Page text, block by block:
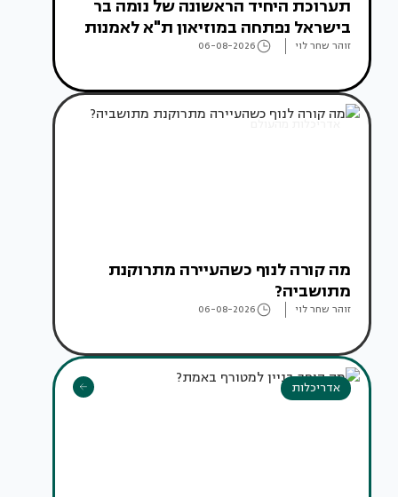
תערוכת היחיד הראשונה של נומה בר
בישראל נפתחה במוזיאון ת"א לאמנות
זוהר שחר לוי 06-08-2026
אדריכלות מהעולם
מה קורה לנוף כשהעיירה מתרוקנת
מתושביה?
זוהר שחר לוי 06-08-2026
אדריכלות